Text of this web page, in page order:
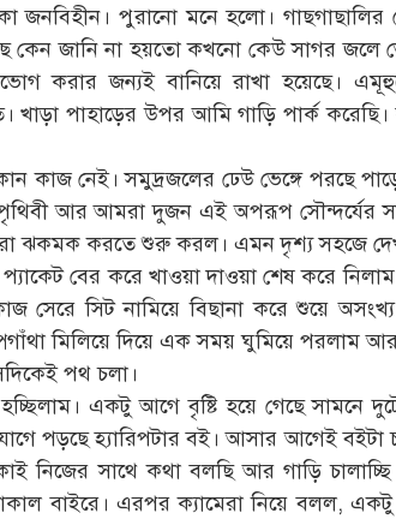
জনবিহীন। পুরানো মনে হলো। গাছগাছালির
কেন জানি না হয়তো কখনো কেউ সাগর জলে
করার জন্যই বানিয়ে রাখা হয়েছে।
খাড়া পাহাড়ের উপর আমি গাড়ি পার্ক করেছি।
নেই। সমুদ্রজলের ঢেউ ভেঙ্গে পরছে
পৃথিবী আর আমরা দুজন এই অপরূপ সৌন্দর্যের
ঝকমক করতে শুরু করল। এমন দৃশ্য সহজে
বের করে খাওয়া দাওয়া শেষ করে
সেরে সিট নামিয়ে বিছানা করে শুয়ে
মিলিয়ে দিয়ে এক সময় ঘুমিয়ে পরলাম
পথ চলা।
হচ্ছিলাম। একটু আগে বৃষ্টি হয়ে গেছে সামনে
পড়ছে হ্যারিপটার বই। আসার আগেই বইটা
সাথে কথা বলছি আর গাড়ি চালাচ্ছি।
বাইরে। এরপর ক্যামেরা নিয়ে বলল, একটু